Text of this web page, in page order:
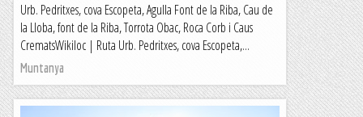
Urb. Pedritxes, cova Escopeta, Agulla Font de la Riba, Cau de
la Lloba, font de la Riba, Torrota Obac, Roca Corb i Caus
CrematsWikiloc | Ruta Urb. Pedritxes, cova Escopeta,...
Muntanya